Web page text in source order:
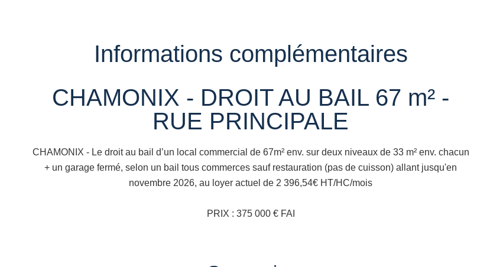
Informations complémentaires
CHAMONIX - DROIT AU BAIL 67 m² -
RUE PRINCIPALE
CHAMONIX - Le droit au bail d’un local commercial de 67m² env. sur deux niveaux de 33 m² env. chacun
+ un garage fermé, selon un bail tous commerces sauf restauration (pas de cuisson) allant jusqu'en
novembre 2026, au loyer actuel de 2 396,54€ HT/HC/mois
PRIX : 375 000 € FAI